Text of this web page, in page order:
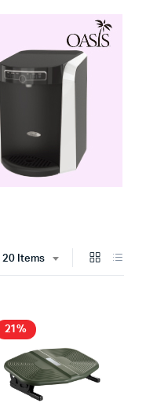
20 Items
21%